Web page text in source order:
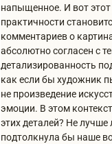
напыщенное. И вот
практичности
комментариев о
абсолютно согласен с
детализированность
как если бы художник
не произведение
эмоции. В этом
этих деталей? Не
подтолкнула бы наше